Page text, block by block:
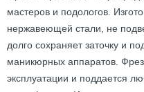
мастеров и подологов.
нержавеющей стали, не
долго сохраняет заточку и
маникюрных аппаратов.
эксплуатации и поддается